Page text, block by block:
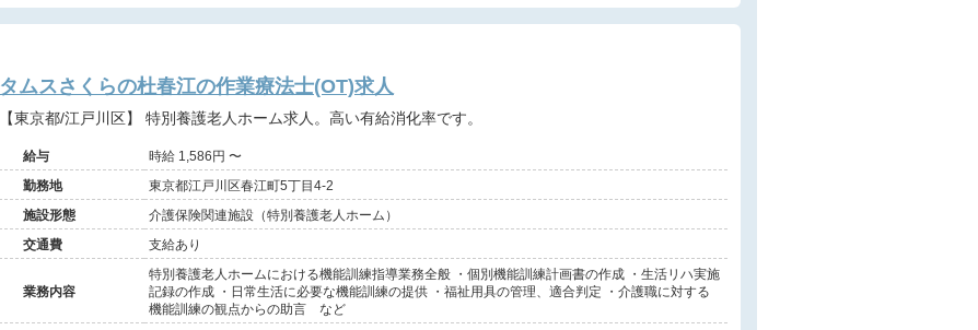
タムスさくらの杜春江の作業療法士(OT)求人
【東京都/江戸川区】 特別養護老人ホーム求人。高い有給消化率です。
給与
時給 1,586円 〜
勤務地
東京都江戸川区春江町5丁目4-2
施設形態
介護保険関連施設（特別養護老人ホーム）
交通費
支給あり
業務内容
特別養護老人ホームにおける機能訓練指導業務全般 ・個別機能訓練計画書の作成 ・生活リハ実施
記録の作成 ・日常生活に必要な機能訓練の提供 ・福祉用具の管理、適合判定 ・介護職に対する
機能訓練の観点からの助言 など